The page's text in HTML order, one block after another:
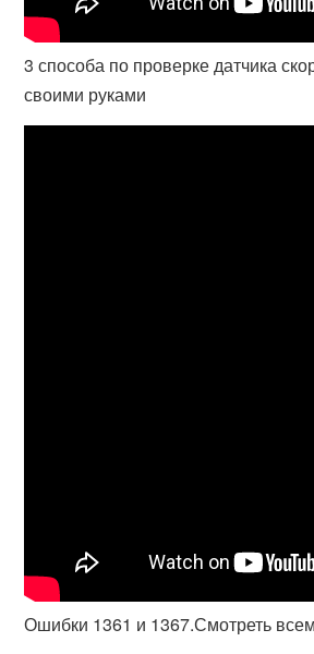
3 способа по проверке датчика
своими руками
Ошибки 1361 и 1367.Смотреть